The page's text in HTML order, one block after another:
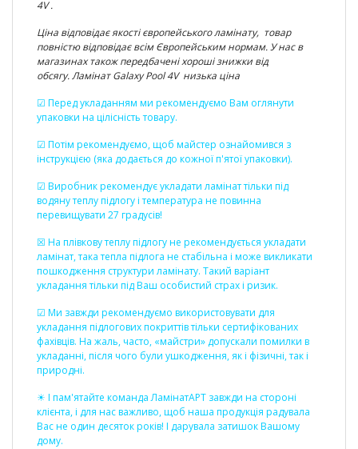
4V .
Ціна відповідає якості європейського ламінату, товар
повністю відповідає всім Європейським нормам. У нас в
магазинах також передбачені хороші знижки від
обсягу. Ламінат Galaxy Pool 4V низька ціна
☑ Перед укладанням ми рекомендуємо Вам оглянути
упаковки на цілісність товару.
☑ Потім рекомендуємо, щоб майстер ознайомився з
інструкцією (яка додається до кожної п'ятої упаковки).
☑ Виробник рекомендує укладати ламінат тільки під
водяну теплу підлогу і температура не повинна
перевищувати 27 градусів!
☒ На плівкову теплу підлогу не рекомендується укладати
ламінат, така тепла підлога не стабільна і може викликати
пошкодження структури ламінату. Такий варіант
укладання тільки під Ваш особистий страх і ризик.
☑ Ми завжди рекомендуємо використовувати для
укладання підлогових покриттів тільки сертифікованих
фахівців. На жаль, часто, «майстри» допускали помилки в
укладанні, після чого були ушкодження, як і фізичні, так і
природні.
☀ І пам'ятайте команда ЛамінатАРТ завжди на стороні
клієнта, і для нас важливо, щоб наша продукція радувала
Вас не один десяток років! І дарувала затишок Вашому
дому.